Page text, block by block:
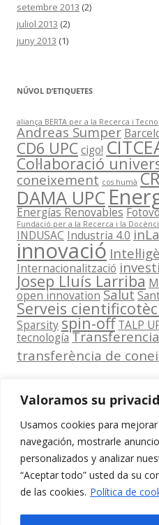
Valoramos su
Usamos cookies para
navegación, mostrarle
personalizados y analizar
“Aceptar todo” usted da su
de las cookies. Política de
setembre 2013 (2)
juliol 2013 (2)
juny 2013 (1)
NÚVOL D’ETIQUETES
aliança BERTA per a la Recerca i
Andreas Sumper
CD6 UPCcigo!
Col·laboració
coneixement cos humà
DAMA UPC
Energías Renovables
Fundació per a la Recerca i la
INDUSAC Industria 4.0
innovació
Internacionalització
Josep Lluís Larriba
open innovation Salut
Serveis
Sparsityspin-off TALP
tecnología
transferència de
Contacta
amb
nosaltres
Edifici